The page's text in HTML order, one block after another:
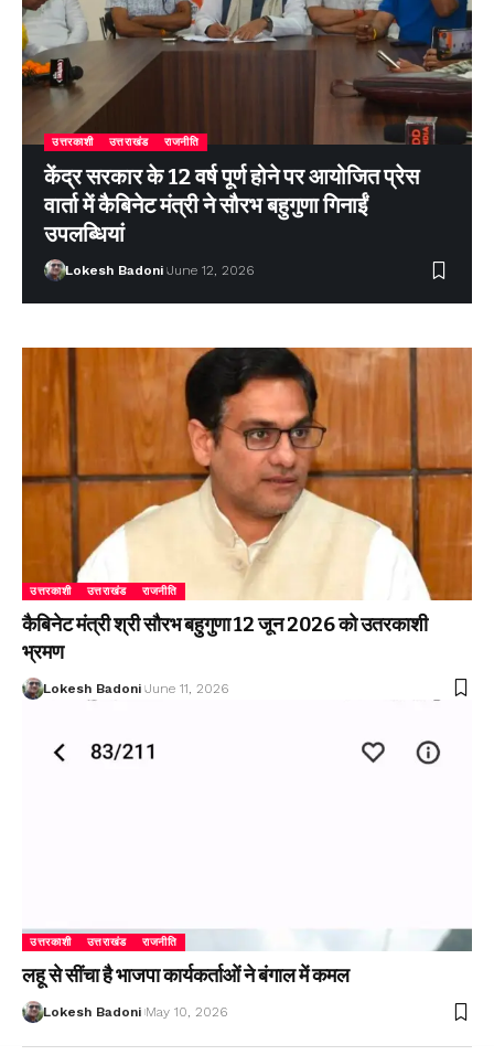
उत्तरकाशी उत्तराखंड राजनीति
केंद्र सरकार के 12 वर्ष पूर्ण होने पर आयोजित प्रेस
वार्ता में कैबिनेट मंत्री ने सौरभ बहुगुणा गिनाईं
उपलब्धियां
Lokesh Badoni June 12, 2026
उत्तरकाशी उत्तराखंड राजनीति
कैबिनेट मंत्री श्री सौरभ बहुगुणा 12 जून 2026 को उतरकाशी
भ्रमण
Lokesh Badoni June 11, 2026
उत्तरकाशी उत्तराखंड राजनीति
लहू से सींचा है भाजपा कार्यकर्ताओं ने बंगाल में कमल
Lokesh Badoni May 10, 2026